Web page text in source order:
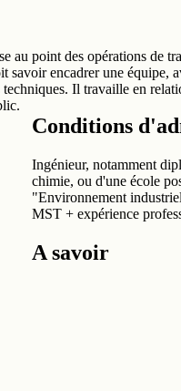
au point des opérations de
savoir encadrer une équipe,
Il travaille en
Conditions
Ingénieur, notamment
chimie, ou d'une école
"Environnement
MST + expérience
A savoir